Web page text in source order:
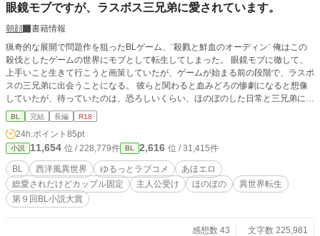
眼鏡モブですが、ラスボス三兄弟に愛されています。
朝顔
書籍情報
猟奇的な展開で問題作を狙ったBLゲーム、¨殺戮と鮮血のオーディン¨ 俺はこの
殺伐としたゲームの世界にモブとして転生してしまった。 眼鏡モブに徹して、
上手いこと生きて行こうと画策していたが、ゲームが始まる前の段階で、ラスボ
スの三兄弟に出会うことになる。 彼らと関わると血みどろの惨劇になると想像
していたが、待っていたのは、恐ろしいくらい、ほのぼのした日常と三兄弟にひ
たすら愛される日々だった？ ★ クラスに一人いる秀才眼鏡くんに転生したが、
口を開くと前世のおバカないじられキャラが出てきてしまう平凡主人公と、そん
な主人公に癒される殺戮の鬼と呼ばれたハイスペック三兄弟のお話。 エロもピ
ンチもゆるっとコメディを目指しています。 これはアレだなという回には※を
付けさせていただきます。 総愛されで、カップルは固定。 恋愛&主人公エロは
二章から。
BL 完結 長編 R18
24h.ポイント 85pt
小説 11,654 位 / 228,779件 BL 2,616 位 / 31,415件
BL 西洋風異世界 ゆるっとラブコメ
あほエロ
総愛されだけどカップル固定
主人公受け ほのぼの
異世界転生
第９回BL小説大賞
感想数 43
文字数 225,981